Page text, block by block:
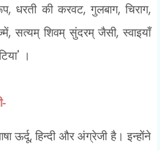
,धरती की करवट,गुलबाग,चिराग,
,सत्यम् शिवम् सुंदरम् जैसी,स्वाइयाँ
' ।
ऊर्दू,हिन्दी और अंग्रेजी है। इन्होंने